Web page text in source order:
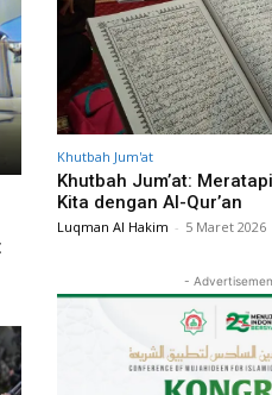
Khutbah Jum'at
Khutbah Jum’at:
Kita dengan Al-Qur’an
Luqman Al Hakim - 5 Maret 2026
-